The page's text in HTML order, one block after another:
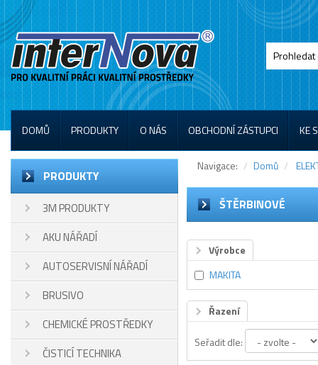
DOMŮ PRODUKTY O NÁS OBCHODNÍ ZÁSTUPCI KE
PRODUKTY
3M PRODUKTY
AKU NÁŘADÍ
AUTOSERVISNÍ NÁŘADÍ
BRUSIVO
CHEMICKÉ PROSTŘEDKY
ČISTICÍ TECHNIKA
Navigace: Domů
ŠTĚRBINOVÉ
Výrobce
MAKITA
Řazení
Seřadit dle: